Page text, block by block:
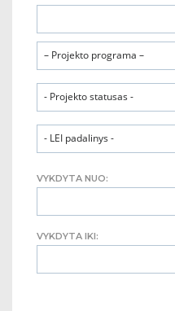
– Projekto programa –
- Projekto statusas -
- LEI padalinys -
VYKDYTA NUO:
VYKDYTA IKI: